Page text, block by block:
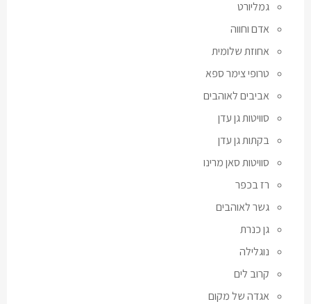
גמליורט
אדם וחווה
אחוזת שלומית
טרופי צימר ספא
אביבים לאוהבים
סוויטות גן עדן
בקתות גן עדן
סוויטות סאן מרינו
רז בכפר
גשר לאוהבים
גן כנרת
נוגלילה
קרוב לים
אגדה של מקום